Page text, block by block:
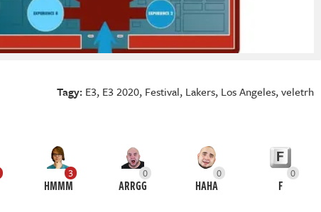
Tagy: E3, E3 2020, Festival, Lakers, Los Angeles,veletrh
3
HMMM
0
ARRGG
0
HAHA
0
F